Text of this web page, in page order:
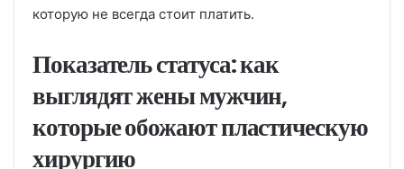
которую не всегда стоит платить.
Показатель статуса: как
выглядят жены мужчин,
которые обожают пластическую
хирургию